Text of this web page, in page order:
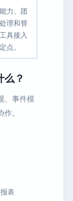
力、团
理和替
具接入
点。
？
、事件模
。
表